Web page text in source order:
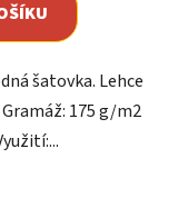
šatovka. Lehce
175 g/m2